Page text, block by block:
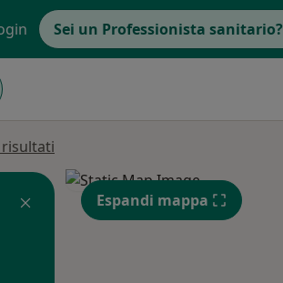
Sei un Professionista sanitario?
Espandi mappa